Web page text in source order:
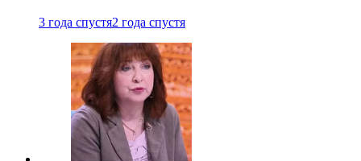
3 года спустя2 года спустя